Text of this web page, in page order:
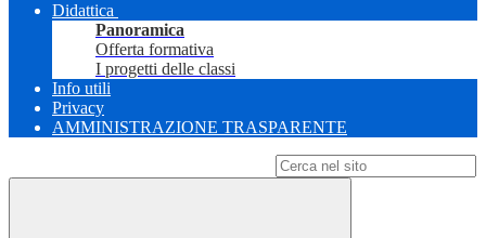
Didattica
Panoramica
Offerta formativa
I progetti delle classi
Info utili
Privacy
AMMINISTRAZIONE TRASPARENTE